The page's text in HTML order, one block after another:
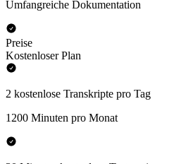
Umfangreiche Dokumentation
Preise
Kostenloser Plan
2 kostenlose Transkripte pro Tag
1200 Minuten pro Monat